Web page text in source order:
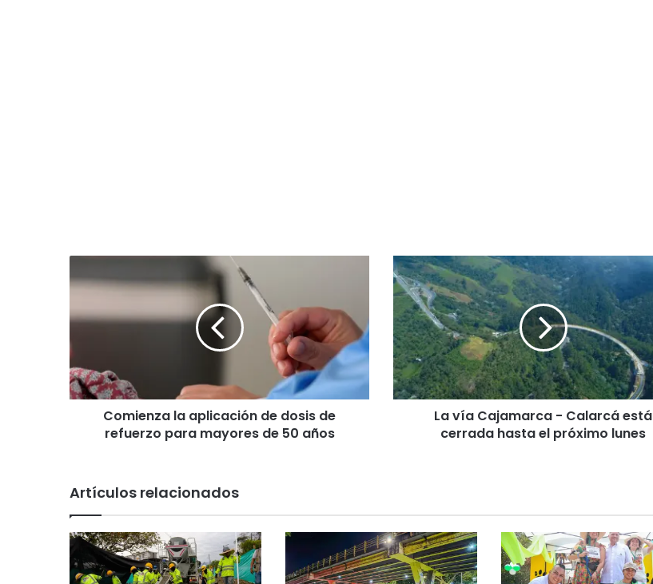
o
i
n
z
a
l
c
a
c
i
ó
Comienza la aplicación de dosis de
refuerzo para mayores de 50 años
L
a
v
C
a
j
a
C
a
l
a
La vía Cajamarca - Calarcá está
cerrada hasta el próximo lunes
Artículos relacionados